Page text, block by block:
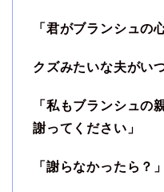
「君がブランシュの
クズみたいな夫がい
「私もブランシュの
謝ってください」
「謝らなかったら？」